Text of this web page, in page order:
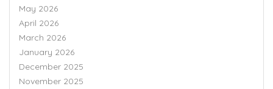
May 2026
April 2026
March 2026
January 2026
December 2025
November 2025